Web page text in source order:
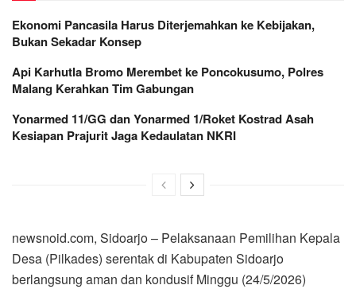
Ekonomi Pancasila Harus Diterjemahkan ke Kebijakan,
Bukan Sekadar Konsep
Api Karhutla Bromo Merembet ke Poncokusumo, Polres
Malang Kerahkan Tim Gabungan
Yonarmed 11/GG dan Yonarmed 1/Roket Kostrad Asah
Kesiapan Prajurit Jaga Kedaulatan NKRI
newsnoid.com, Sidoarjo – Pelaksanaan Pemilihan Kepala
Desa (Pilkades) serentak di Kabupaten Sidoarjo
berlangsung aman dan kondusif Minggu (24/5/2026)